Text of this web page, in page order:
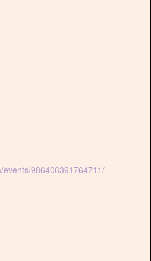
events/986406391764711/